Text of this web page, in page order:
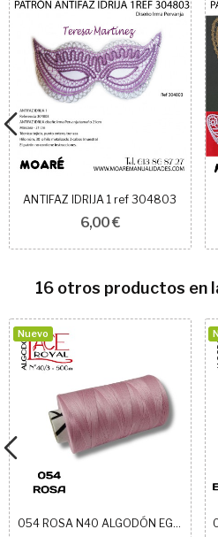
ANTIFAZ IDRIJA 1 ref 304803
6,00 €
16 otros productos en
Nuevo
054 ROSA N40 ALGODÓN EGIPCIO ROYAL